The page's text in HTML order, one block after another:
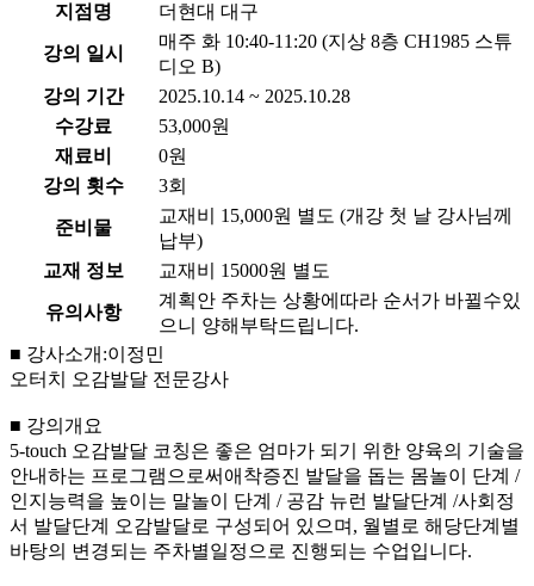
지점명
더현대 대구
강의 일시
매주 화 10:40-11:20 (지상 8층 CH1985 스튜
디오 B)
강의 기간
2025.10.14 ~ 2025.10.28
수강료
53,000원
재료비
0원
강의 횟수
3회
준비물
교재비 15,000원 별도 (개강 첫 날 강사님께
납부)
교재 정보
교재비 15000원 별도
유의사항
계획안 주차는 상황에따라 순서가 바뀔수있
으니 양해부탁드립니다.
■ 강사소개:이정민
오터치 오감발달 전문강사
■ 강의개요
5-touch 오감발달 코칭은 좋은 엄마가 되기 위한 양육의 기술을
안내하는 프로그램으로써애착증진 발달을 돕는 몸놀이 단계 /
인지능력을 높이는 말놀이 단계 / 공감 뉴런 발달단계 /사회정
서 발달단계 오감발달로 구성되어 있으며, 월별로 해당단계별
바탕의 변경되는 주차별일정으로 진행되는 수업입니다.